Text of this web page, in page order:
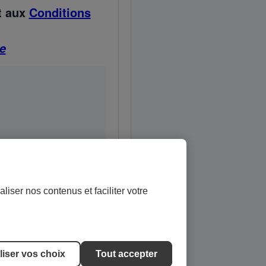
Conditions
nos contenus et faciliter votre
vos choix Tout accepter